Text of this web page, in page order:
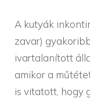
A kutyák
zavar)
ivartalanított
amikor a
is vitatott, hogy